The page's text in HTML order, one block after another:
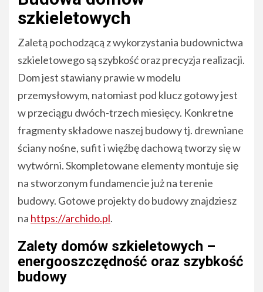
szkieletowych
Zaletą pochodzącą z wykorzystania budownictwa
szkieletowego są szybkość oraz precyzja realizacji.
Dom jest stawiany prawie w modelu
przemysłowym, natomiast pod klucz gotowy jest
w przeciągu dwóch-trzech miesięcy. Konkretne
fragmenty składowe naszej budowy tj. drewniane
ściany nośne, sufit i więźbę dachową tworzy się w
wytwórni. Skompletowane elementy montuje się
na stworzonym fundamencie już na terenie
budowy. Gotowe projekty do budowy znajdziesz
na https://archido.pl.
Zalety domów szkieletowych –
energooszczędność oraz szybkość
budowy